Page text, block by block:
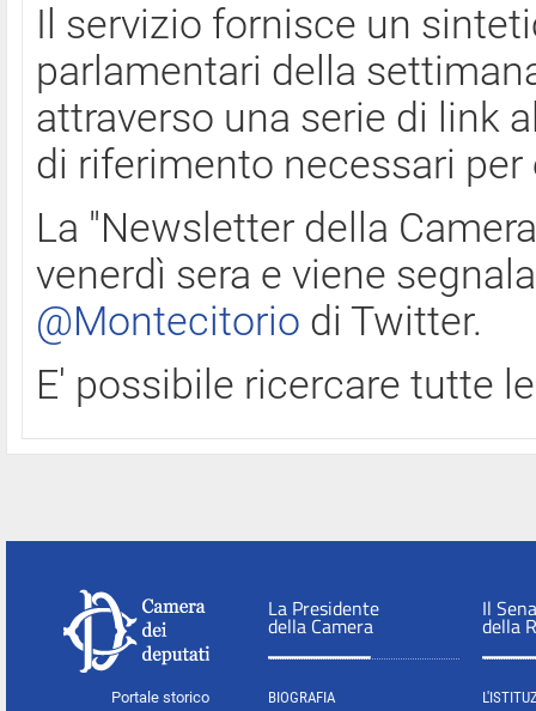
Il servizio fornisce un
parlamentari della
attraverso una serie di link
di riferimento necessari
La "Newsletter della
venerdì sera e viene
@Montecitorio di Twitter.
E' possibile ricercare tutte
Portale storico
La Presidente
della Camera
BIOGRAFIA
Il
della